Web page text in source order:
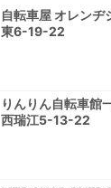
自転車屋 オレン
東6-19-22
りんりん自転車館
西瑞江5-13-22